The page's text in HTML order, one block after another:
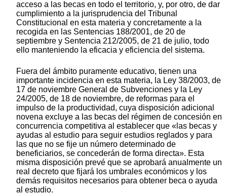
acceso a las becas en todo el territorio, y, por otro, de dar
cumplimiento a la jurisprudencia del Tribunal
Constitucional en esta materia y concretamente a la
recogida en las Sentencias 188/2001, de 20 de
septiembre y Sentencia 212/2005, de 21 de julio, todo
ello manteniendo la eficacia y eficiencia del sistema.
Fuera del ámbito puramente educativo, tienen una
importante incidencia en esta materia, la Ley 38/2003, de
17 de noviembre General de Subvenciones y la Ley
24/2005, de 18 de noviembre, de reformas para el
impulso de la productividad, cuya disposición adicional
novena excluye a las becas del régimen de concesión en
concurrencia competitiva al establecer que «las becas y
ayudas al estudio para seguir estudios reglados y para
las que no se fije un número determinado de
beneficiarios, se concederán de forma directa». Esta
misma disposición prevé que se aprobará anualmente un
real decreto que fijará los umbrales económicos y los
demás requisitos necesarios para obtener beca o ayuda
al estudio.